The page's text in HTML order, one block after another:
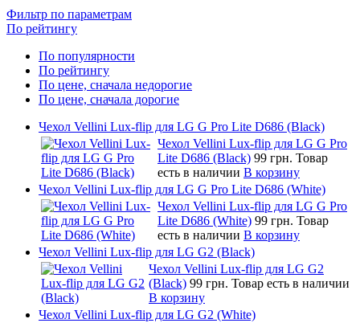
Фильтр по параметрам
По рейтингу
По популярности
По рейтингу
По цене, сначала недорогие
По цене, сначала дорогие
Чехол Vellini Lux-flip для LG G Pro Lite D686 (Black)
Чехол Vellini Lux-flip для LG G Pro
Lite D686 (Black) 99 грн. Товар
есть в наличии В корзину
Чехол Vellini Lux-flip для LG G Pro Lite D686 (White)
Чехол Vellini Lux-flip для LG G Pro
Lite D686 (White) 99 грн. Товар
есть в наличии В корзину
Чехол Vellini Lux-flip для LG G2 (Black)
Чехол Vellini Lux-flip для LG G2
(Black) 99 грн. Товар есть в наличии
В корзину
Чехол Vellini Lux-flip для LG G2 (White)